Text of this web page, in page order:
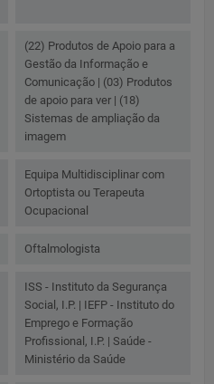
(22) Produtos de Apoio para a
Gestão da Informação e
Comunicação | (03) Produtos
de apoio para ver | (18)
Sistemas de ampliação da
imagem
Equipa Multidisciplinar com
Ortoptista ou Terapeuta
Ocupacional
Oftalmologista
ISS - Instituto da Segurança
Social, I.P. | IEFP - Instituto do
Emprego e Formação
Profissional, I.P. | Saúde -
Ministério da Saúde